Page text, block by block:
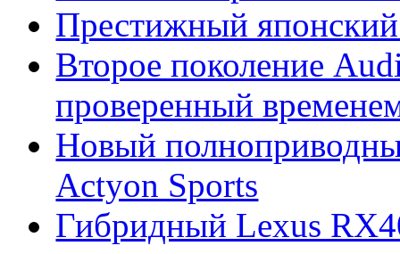
Престижный
Второе поколение
проверенный
Новый
Actyon Sports
Гибридный Lexus